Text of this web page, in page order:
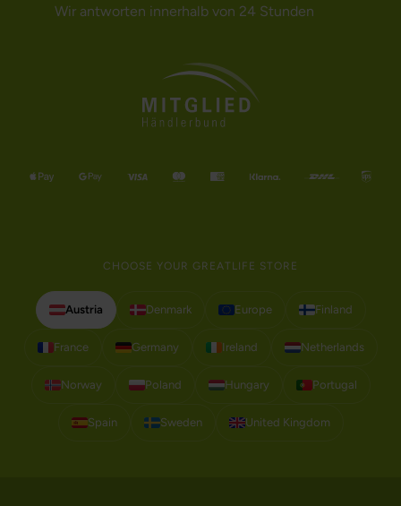
Wir antworten innerhalb von 24 Stunden
CHOOSE YOUR GREATLIFE STORE
Austria Denmark Europe Finland
France Germany Ireland Netherlands
Norway Poland Hungary Portugal
Spain Sweden United Kingdom